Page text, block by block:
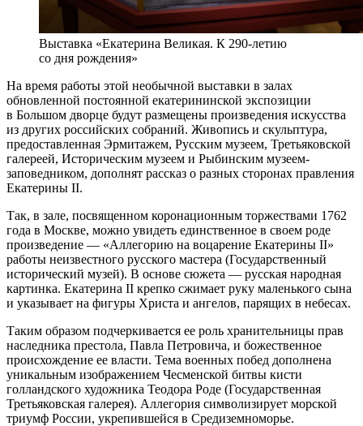
Выставка «Екатерина Великая. К 290-летию
со дня рождения»
На время работы этой необычной выставки в залах
обновленной постоянной екатерининской экспозиции
в Большом дворце будут размещены произведения искусства
из других российских собраний. Живопись и скульптура,
предоставленная Эрмитажем, Русским музеем, Третьяковской
галереей, Историческим музеем и Рыбинским музеем-
заповедником, дополнят рассказ о разных сторонах правления
Екатерины II.
Так, в зале, посвященном коронационным торжествами 1762
года в Москве, можно увидеть единственное в своем роде
произведение — «Аллегорию на воцарение Екатерины II»
работы неизвестного русского мастера (Государственный
исторический музей). В основе сюжета — русская народная
картинка. Екатерина II крепко сжимает руку маленького сына
и указывает на фигуры Христа и ангелов, парящих в небесах.
Таким образом подчеркивается ее роль хранительницы прав
наследника престола, Павла Петровича, и божественное
происхождение ее власти. Тема военных побед дополнена
уникальным изображением Чесменской битвы кисти
голландского художника Теодора Роде (Государственная
Третьяковская галерея). Аллегория символизирует морской
триумф России, укрепившейся в Средиземноморье.